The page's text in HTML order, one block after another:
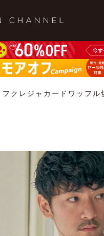
フクレジャカードワッフル